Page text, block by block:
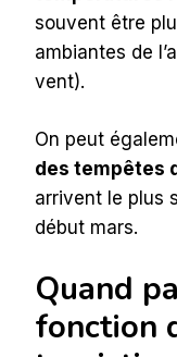
souvent être
ambiantes de
vent).
On peut
des tempêtes
arrivent le plus
début mars.
Quand
fonction